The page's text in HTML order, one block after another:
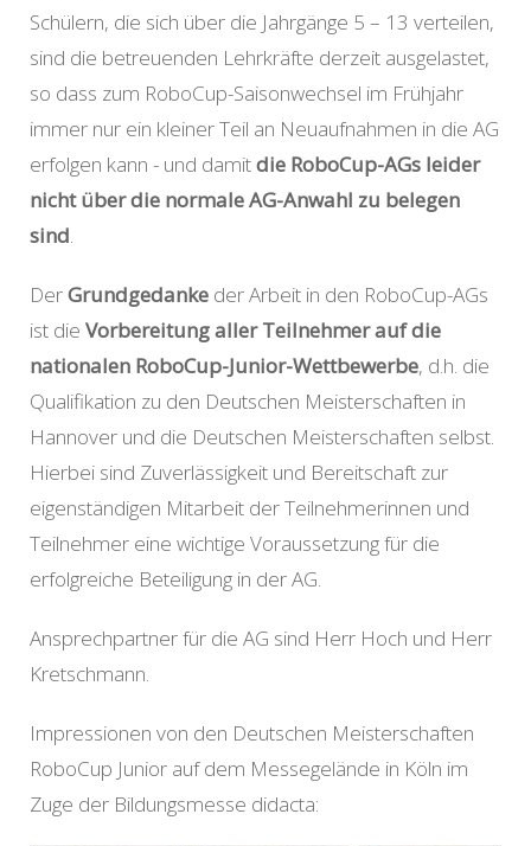
Schülern, die sich über die Jahrgänge 5 – 13 verteilen,
sind die betreuenden Lehrkräfte derzeit ausgelastet,
so dass zum RoboCup-Saisonwechsel im Frühjahr
immer nur ein kleiner Teil an Neuaufnahmen in die AG
erfolgen kann - und damitdie RoboCup-AGs leider
nicht über die normale AG-Anwahl zu belegen
sind.
DerGrundgedanke der Arbeit in den RoboCup-AGs
ist die Vorbereitung aller Teilnehmer auf die
nationalen RoboCup-Junior-Wettbewerbe, d.h. die
Qualifikation zu den Deutschen Meisterschaften in
Hannover und die Deutschen Meisterschaften selbst.
Hierbei sind Zuverlässigkeit und Bereitschaft zur
eigenständigen Mitarbeit der Teilnehmerinnen und
Teilnehmer eine wichtige Voraussetzung für die
erfolgreiche Beteiligung in der AG.
Ansprechpartner für die AG sind Herr Hoch und Herr
Kretschmann.
Impressionen von den Deutschen Meisterschaften
RoboCup Junior auf dem Messegelände in Köln im
Zuge der Bildungsmesse didacta: